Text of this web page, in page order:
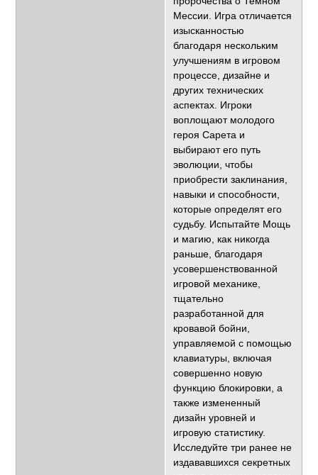
Мессии. Игра отличается
изысканностью
благодаря нескольким
улучшениям в игровом
процессе, дизайне и
других технических
аспектах. Игроки
воплощают молодого
героя Сарета и
выбирают его путь
эволюции, чтобы
приобрести заклинания,
навыки и способности,
которые определят его
судьбу. Испытайте Мощь
и магию, как никогда
раньше, благодаря
усовершенствованной
игровой механике,
тщательно
разработанной для
кровавой бойни,
управляемой с помощью
клавиатуры, включая
совершенно новую
функцию блокировки, а
также измененный
дизайн уровней и
игровую статистику.
Исследуйте три ранее не
издававшихся секретных